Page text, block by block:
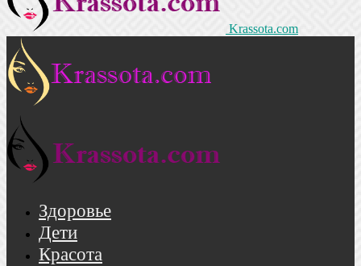
Krassota.com
Здоровье
Дети
Красота